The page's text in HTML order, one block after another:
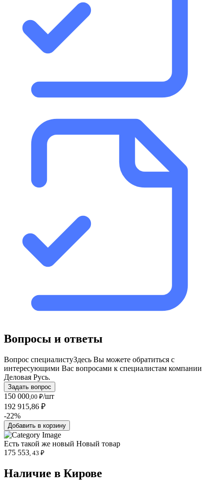
Вопросы и ответы
Вопрос специалистуЗдесь Вы можете обратиться с
интересующими Вас вопросами к специалистам компании
Деловая Русь.
Задать вопрос
150 000,00 ₽/шт
192 915,86 ₽
-22%
Добавить в корзину
Есть такой же новый Новый товар
175 553, 43 ₽
Наличие в Кировe